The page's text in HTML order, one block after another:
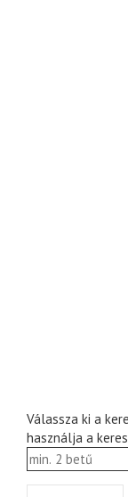
Válassza ki a
használja a